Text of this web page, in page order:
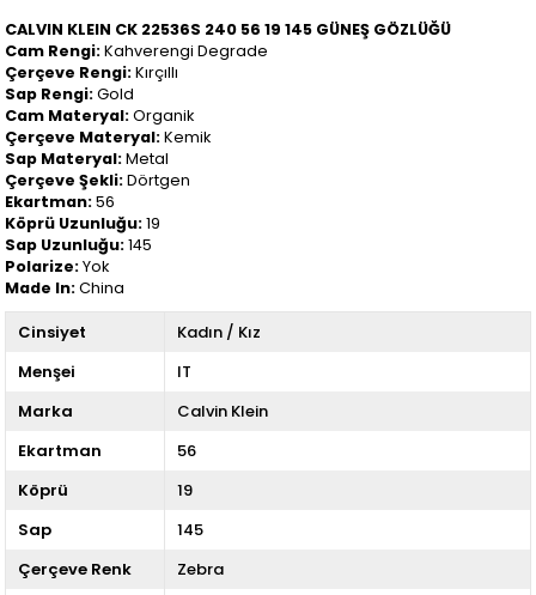
CALVIN KLEIN CK 22536S 240 56 19 145 GÜNEŞ GÖZLÜĞÜ
Cam Rengi:Kahverengi Degrade
Çerçeve Rengi:Kırçıllı
Sap Rengi:Gold
Cam Materyal:Organik
Çerçeve Materyal:Kemik
Sap Materyal:Metal
Çerçeve Şekli:Dörtgen
Ekartman:56
Köprü Uzunluğu:19
Sap Uzunluğu:145
Polarize:Yok
Made In:China
Cinsiyet
Kadın / Kız
Menşei
IT
Marka
Calvin Klein
Ekartman
56
Köprü
19
Sap
145
Çerçeve Renk
Zebra